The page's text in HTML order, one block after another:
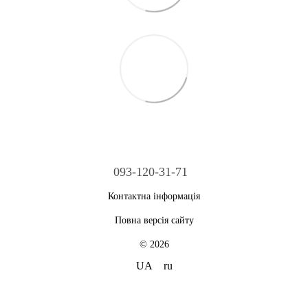
093-120-31-71
Контактна інформація
Повна версія сайту
© 2026
UA ru